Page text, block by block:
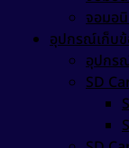
จอมอ
อุปกรณ์เก็บ
อุปกร
SD